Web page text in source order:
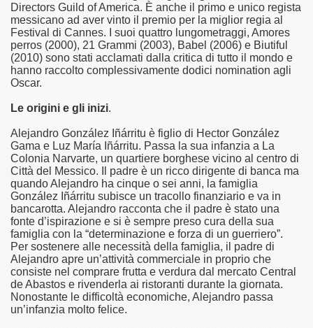
Directors Guild of America. È anche il primo e unico regista
messicano ad aver vinto il premio per la miglior regia al
Festival di Cannes. I suoi quattro lungometraggi, Amores
perros (2000), 21 Grammi (2003), Babel (2006) e Biutiful
(2010) sono stati acclamati dalla critica di tutto il mondo e
hanno raccolto complessivamente dodici nomination agli
Oscar.
Le origini e gli inizi.
Alejandro González Iñárritu è figlio di Hector González
Gama e Luz María Iñárritu. Passa la sua infanzia a La
Colonia Narvarte, un quartiere borghese vicino al centro di
Città del Messico. Il padre è un ricco dirigente di banca ma
quando Alejandro ha cinque o sei anni, la famiglia
González Iñárritu subisce un tracollo finanziario e va in
bancarotta. Alejandro racconta che il padre è stato una
fonte d’ispirazione e si è sempre preso cura della sua
famiglia con la “determinazione e forza di un guerriero”.
Per sostenere alle necessità della famiglia, il padre di
Alejandro apre un’attività commerciale in proprio che
consiste nel comprare frutta e verdura dal mercato Central
de Abastos e rivenderla ai ristoranti durante la giornata.
Nonostante le difficoltà economiche, Alejandro passa
un’infanzia molto felice.
edizione del Premio Strega.
non piu esordiente, bensi ampiamente radicato nel
l'esordio enigmatico e avvincente di Marcello
Se Ti Piacciono nel mese di Aprile 2013.
di quella che dovrebbe essere la quadrilogia di Carlos
lingue, le sue opere hanno conquistato milioni di
di vendite, Il cacciatore di aquiloni.
di Jeffery Deaver dedicato al criminologo tetraplegico
atipico, un viaggio interiore di Isabel Allende